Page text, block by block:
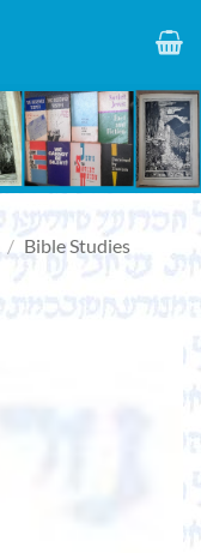
/ Bible Studies